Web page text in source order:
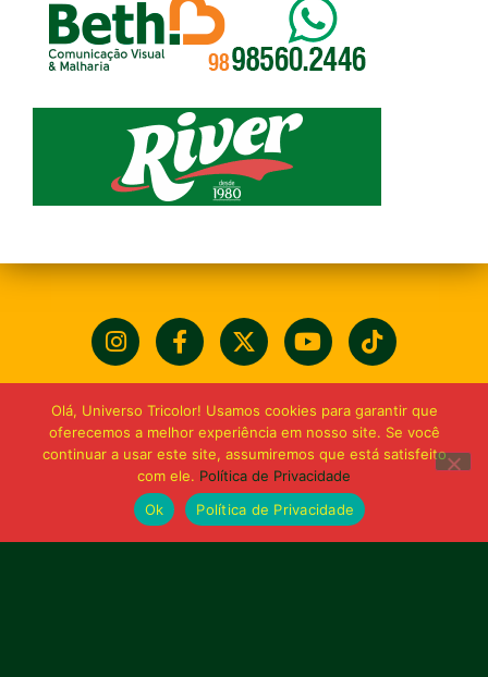
Olá, Universo Tricolor! Usamos cookies para garantir que
oferecemos a melhor experiência em nosso site. Se você
continuar a usar este site, assumiremos que está satisfeito
com ele. Política de Privacidade
Ok
Política de Privacidade